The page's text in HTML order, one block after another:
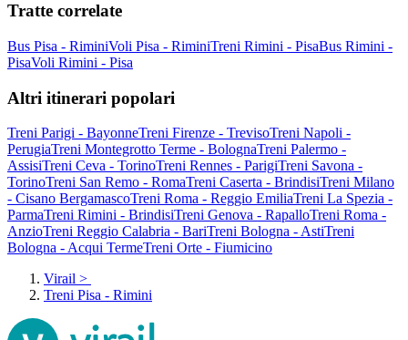
Tratte correlate
Bus Pisa - RiminiVoli Pisa - RiminiTreni Rimini - PisaBus Rimini -
PisaVoli Rimini - Pisa
Altri itinerari popolari
Treni Parigi - BayonneTreni Firenze - TrevisoTreni Napoli -
PerugiaTreni Montegrotto Terme - BolognaTreni Palermo -
AssisiTreni Ceva - TorinoTreni Rennes - ParigiTreni Savona -
TorinoTreni San Remo - RomaTreni Caserta - BrindisiTreni Milano
- Cisano BergamascoTreni Roma - Reggio EmiliaTreni La Spezia -
ParmaTreni Rimini - BrindisiTreni Genova - RapalloTreni Roma -
AnzioTreni Reggio Calabria - BariTreni Bologna - AstiTreni
Bologna - Acqui TermeTreni Orte - Fiumicino
Virail >
Treni Pisa - Rimini